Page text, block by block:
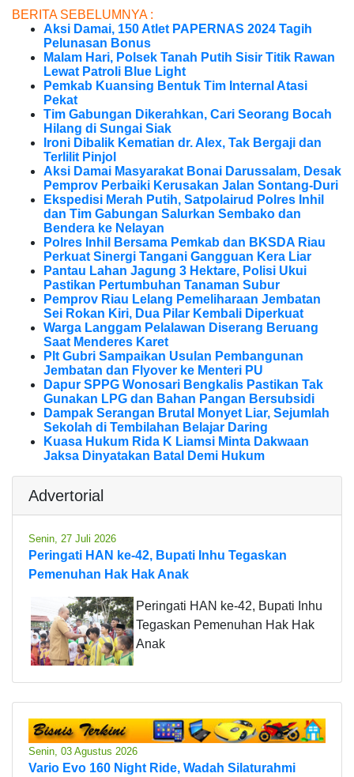
BERITA SEBELUMNYA :
Aksi Damai, 150 Atlet PAPERNAS 2024 Tagih
Pelunasan Bonus
Malam Hari, Polsek Tanah Putih Sisir Titik Rawan
Lewat Patroli Blue Light
Pemkab Kuansing Bentuk Tim Internal Atasi
Pekat
Tim Gabungan Dikerahkan, Cari Seorang Bocah
Hilang di Sungai Siak
Ironi Dibalik Kematian dr. Alex, Tak Bergaji dan
Terlilit Pinjol
Aksi Damai Masyarakat Bonai Darussalam, Desak
Pemprov Perbaiki Kerusakan Jalan Sontang-Duri
Ekspedisi Merah Putih, Satpolairud Polres Inhil
dan Tim Gabungan Salurkan Sembako dan
Bendera ke Nelayan
Polres Inhil Bersama Pemkab dan BKSDA Riau
Perkuat Sinergi Tangani Gangguan Kera Liar
Pantau Lahan Jagung 3 Hektare, Polisi Ukui
Pastikan Pertumbuhan Tanaman Subur
Pemprov Riau Lelang Pemeliharaan Jembatan
Sei Rokan Kiri, Dua Pilar Kembali Diperkuat
Warga Langgam Pelalawan Diserang Beruang
Saat Menderes Karet
Plt Gubri Sampaikan Usulan Pembangunan
Jembatan dan Flyover ke Menteri PU
Dapur SPPG Wonosari Bengkalis Pastikan Tak
Gunakan LPG dan Bahan Pangan Bersubsidi
Dampak Serangan Brutal Monyet Liar, Sejumlah
Sekolah di Tembilahan Belajar Daring
Kuasa Hukum Rida K Liamsi Minta Dakwaan
Jaksa Dinyatakan Batal Demi Hukum
Advertorial
Senin, 27 Juli 2026
Peringati HAN ke-42, Bupati Inhu Tegaskan
Pemenuhan Hak Hak Anak
Peringati HAN ke-42, Bupati Inhu
Tegaskan Pemenuhan Hak Hak
Anak
Senin, 03 Agustus 2026
Vario Evo 160 Night Ride, Wadah Silaturahmi